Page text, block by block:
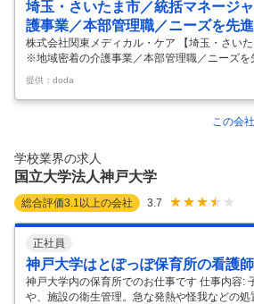
埼玉・さいたま市／統括マネージ
護事業／本部管理職／ニーズを先
株式会社関東メディカル・ケア 【埼玉・さい
※地域密着の介護事業／本部管理職／ニーズを
内容】 【埼玉・さいたま市】統括マネージャ
本部管理職／ニーズを先進的に実現する 【具
景：介護業界は、高い将来性のある業界です
齢者人口のピークです。「団塊の世代」が75
（2023年2月時点で20施設）。今後も施設数が
提供：doda
この会
学校業界の求人
国立大学法人神戸大学
総合評価3.1 以上の会社 3.7
正社員
神戸大学はとぽっぽ保育所の看護
神戸大学内の保育所でのお仕事です 仕事内容:
や、施設の衛生管理。急な発熱や怪我などの処